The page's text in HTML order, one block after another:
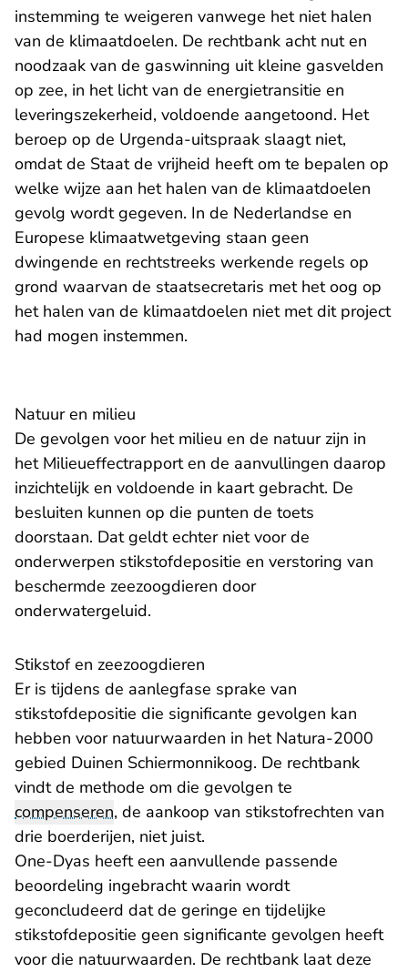
instemming te weigeren vanwege het niet halen
van de klimaatdoelen. De rechtbank acht nut en
noodzaak van de gaswinning uit kleine gasvelden
op zee, in het licht van de energietransitie en
leveringszekerheid, voldoende aangetoond. Het
beroep op de Urgenda-uitspraak slaagt niet,
omdat de Staat de vrijheid heeft om te bepalen op
welke wijze aan het halen van de klimaatdoelen
gevolg wordt gegeven. In de Nederlandse en
Europese klimaatwetgeving staan geen
dwingende en rechtstreeks werkende regels op
grond waarvan de staatsecretaris met het oog op
het halen van de klimaatdoelen niet met dit project
had mogen instemmen.
Natuur en milieu
De gevolgen voor het milieu en de natuur zijn in
het Milieueffectrapport en de aanvullingen daarop
inzichtelijk en voldoende in kaart gebracht. De
besluiten kunnen op die punten de toets
doorstaan. Dat geldt echter niet voor de
onderwerpen stikstofdepositie en verstoring van
beschermde zeezoogdieren door
onderwatergeluid.
Stikstof en zeezoogdieren
Er is tijdens de aanlegfase sprake van
stikstofdepositie die significante gevolgen kan
hebben voor natuurwaarden in het Natura-2000
gebied Duinen Schiermonnikoog. De rechtbank
vindt de methode om die gevolgen te
compenseren, de aankoop van stikstofrechten van
drie boerderijen, niet juist.
One-Dyas heeft een aanvullende passende
beoordeling ingebracht waarin wordt
geconcludeerd dat de geringe en tijdelijke
stikstofdepositie geen significante gevolgen heeft
voor die natuurwaarden. De rechtbank laat deze